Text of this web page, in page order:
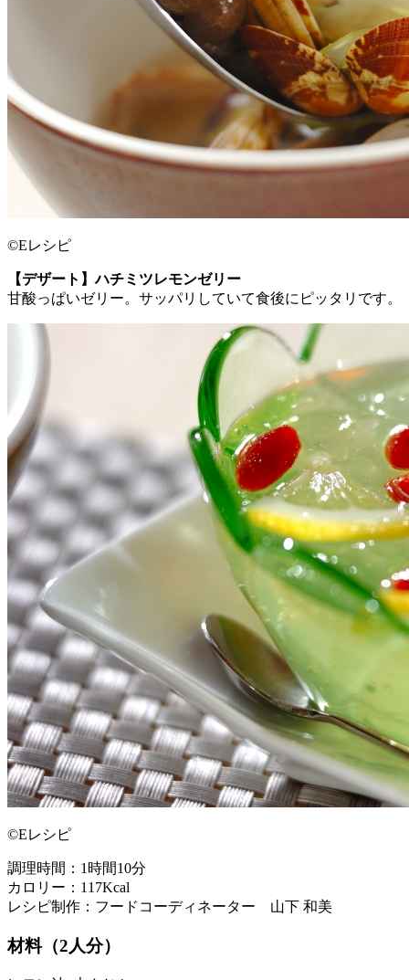
©Eレシピ
【デザート】ハチミツレモンゼリー
甘酸っぱいゼリー。サッパリしていて食後にピッタリです。
©Eレシピ
調理時間：1時間10分
カロリー：117Kcal
レシピ制作：フードコーディネーター 山下 和美
材料（2人分）